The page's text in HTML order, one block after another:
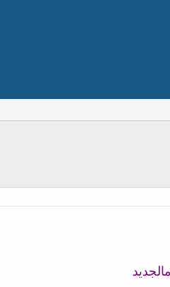
مالجديد